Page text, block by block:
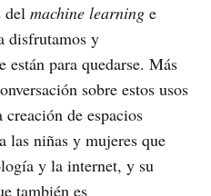
del machine learning e
disfrutamos y
están para quedarse. Más
sobre estos usos
de espacios
las niñas y mujeres que
y la internet, y su
también es